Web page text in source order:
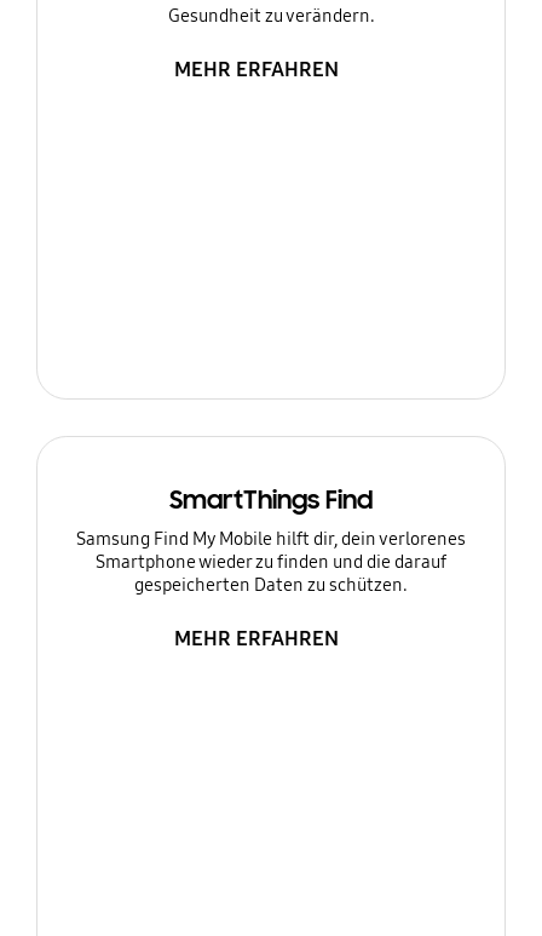
Gesundheit zu verändern.
MEHR ERFAHREN
SmartThings Find
Samsung Find My Mobile hilft dir, dein verlorenes
Smartphone wieder zu finden und die darauf
gespeicherten Daten zu schützen.
MEHR ERFAHREN